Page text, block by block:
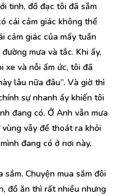
tinh, đồ đạc tôi đã sắm
cái cảm giác không thể
cảm giác của mấy tuần
mưa và tắc. Khi ấy,
xe và nỗi ấm ức, tôi đã
lâu nữa đâu”. Và giờ thì
sự nhanh ấy khiến tôi
đang có. Ở Anh vẫn mưa
vẫy để thoát ra khỏi
đang có ở nơi này.
Chuyện mua sắm đôi
đồ ăn thì rất nhiều nhưng